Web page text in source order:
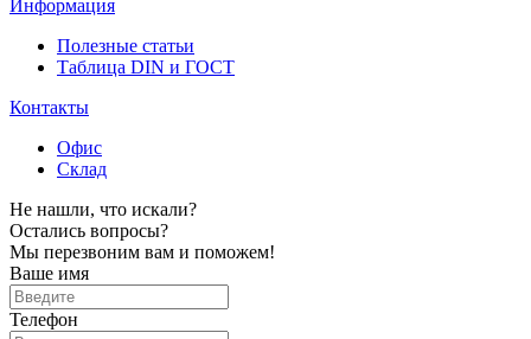
Информация
Полезные статьи
Таблица DIN и ГОСТ
Контакты
Офис
Склад
Не нашли, что искали?
Остались вопросы?
Мы перезвоним вам и поможем!
Ваше имя
Телефон